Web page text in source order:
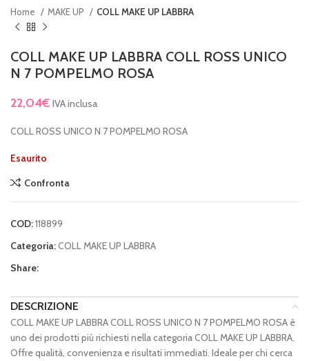
Home MAKE UP COLL MAKE UP LABBRA
COLL MAKE UP LABBRA COLL ROSS UNICO
N 7 POMPELMO ROSA
22,04€ IVA inclusa
COLL ROSS UNICO N 7 POMPELMO ROSA
Esaurito
Confronta
COD:118899
Categoria:COLL MAKE UP LABBRA
Share:
DESCRIZIONE
COLL MAKE UP LABBRA COLL ROSS UNICO N 7 POMPELMO ROSA è
uno dei prodotti più richiesti nella categoria COLL MAKE UP LABBRA.
Offre qualità, convenienza e risultati immediati. Ideale per chi cerca